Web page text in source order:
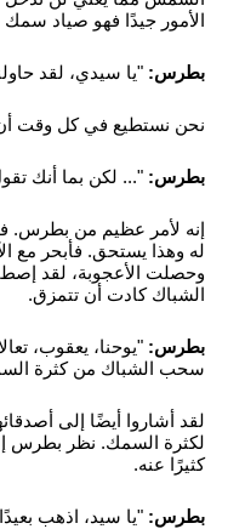
الأمور جيدًا فهو صياد سمك
بطرس: "يا سيدي، لقد
نحن نستطيع في كل وقت
بطرس: "... لكن بما أنك
إنه لأمر عظيم من بطرس.
له وهذا يستحق. فأبحر مع
وحصلت الأعجوبة، لقد
الشباك كادت أن تتمزق.
بطرس: "يوحنا، يعقوب،
سحب الشباك من كثرة
لقد أشاروا أيضًا إلى
لكثرة السمك. نظر بطرس
كثيرًا عنه.
بطرس: "يا سيد، اذهب